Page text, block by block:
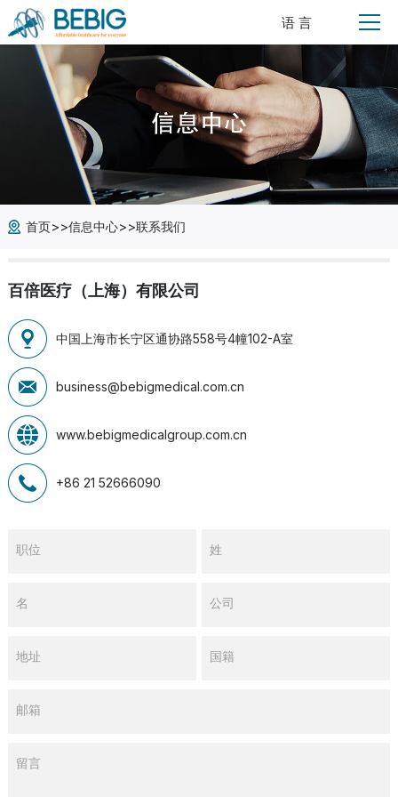
语 言
首页>>信息中心>>联系我们
百倍医疗（上海）有限公司
中国上海市长宁区通协路558号4幢102-A室
business@bebigmedical.com.cn
www.bebigmedicalgroup.com.cn
+86 21 52666090